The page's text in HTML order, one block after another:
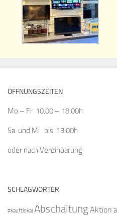
ÖFFNUNGSZEITEN
Mo – Fr 10.00 – 18.00h
Sa und Mi bis 13.00h
oder nach Vereinbarung
SCHLAGWÖRTER
#kauftlokal AbschaltungAktion